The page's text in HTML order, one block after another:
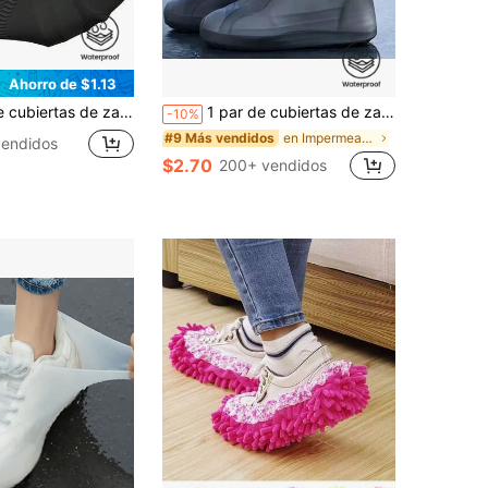
Ahorro de $1.13
botas de lluvia para exteriores para senderismo/ciclismo/días lluviosos, protectores de pies elásticos antideslizantes, para camping -10% 1 par de cubiertas de zapatos de látex duraderas, cubiertas de zapatos impermeables y antideslizantes para exteriores, bolsas de zapatos portátiles unisex, gruesas y resistentes al desgaste, ligeras y fáciles de transportar, flexibles, fáciles de limpiar, reutilizables, adecuadas para viajes, lluvias intensas, inundaciones, trabajo, escuela, hotel, ciclismo, camping, senderismo, aventuras al aire libre, accesorios para automóviles, equipo de camping, playa, pesca, actividades al aire libre, regalos para hombres y mujeres
#9 Más vendidos en Impermeable Accesorios para acampar y hacer sen
$2.70 200+ vendidos